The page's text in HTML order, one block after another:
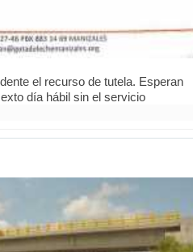
el recurso de tutela. Esperan
día hábil sin el servicio